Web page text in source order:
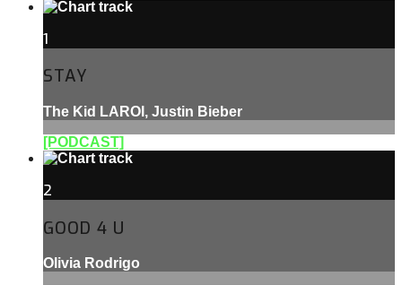
1
STAY
The Kid LAROI, Justin Bieber
[PODCAST]
2
GOOD 4 U
Olivia Rodrigo